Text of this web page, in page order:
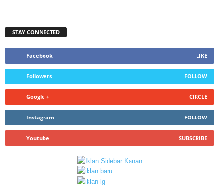
STAY CONNECTED
Facebook LIKE
Followers FOLLOW
Google + CIRCLE
Instagram FOLLOW
Youtube SUBSCRIBE